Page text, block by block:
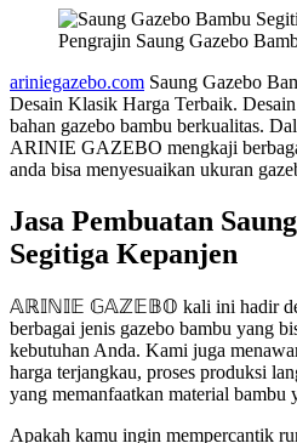
Pengrajin Saung Gazebo
ariniegazebo.com Saung Gazebo
Desain Klasik Harga Terbaik.
bahan gazebo bambu berkualitas.
ARINIE GAZEBO mengkaji
anda bisa menyesuaikan ukuran
Jasa Pembuatan
Segitiga Kepanjen
𝔸ℝ𝕀ℕ𝕀𝔼 𝔾𝔸ℤ𝔼𝔹𝕆 kali ini hadir
berbagai jenis gazebo bambu yang
kebutuhan Anda. Kami juga
harga terjangkau, proses produksi
yang memanfaatkan material bambu
Apakah kamu ingin mempercantik